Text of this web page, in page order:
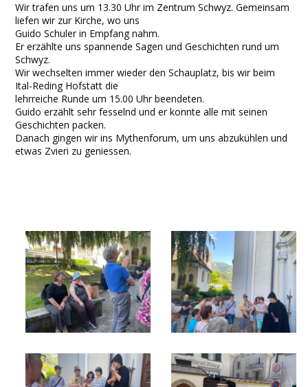
Wir trafen uns um 13.30 Uhr im Zentrum Schwyz. Gemeinsam
liefen wir zur Kirche, wo uns
Guido Schuler in Empfang nahm.
Er erzählte uns spannende Sagen und Geschichten rund um
Schwyz.
Wir wechselten immer wieder den Schauplatz, bis wir beim
Ital-Reding Hofstatt die
lehrreiche Runde um 15.00 Uhr beendeten.
Guido erzählt sehr fesselnd und er konnte alle mit seinen
Geschichten packen.
Danach gingen wir ins Mythenforum, um uns abzukühlen und
etwas Zvieri zu geniessen.